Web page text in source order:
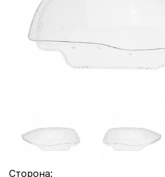
Сторона: